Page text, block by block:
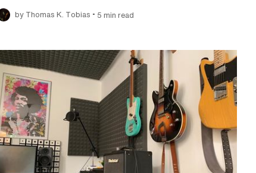
by Thomas K. Tobias • 5 min read